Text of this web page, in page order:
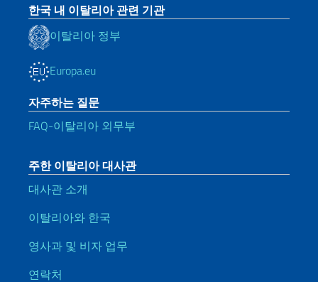
한국 내 이탈리아 관련 기관
이탈리아 정부
Europa.eu
자주하는 질문
FAQ-이탈리아 외무부
주한 이탈리아 대사관
대사관 소개
이탈리아와 한국
영사과 및 비자 업무
연락처